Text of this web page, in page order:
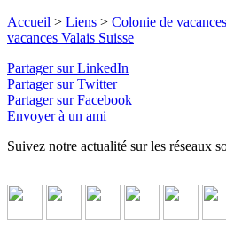
Accueil > Liens > Colonie de
vacances Valais Suisse
Partager sur LinkedIn
Partager sur Twitter
Partager sur Facebook
Envoyer à un ami
Suivez notre actualité sur les réseaux